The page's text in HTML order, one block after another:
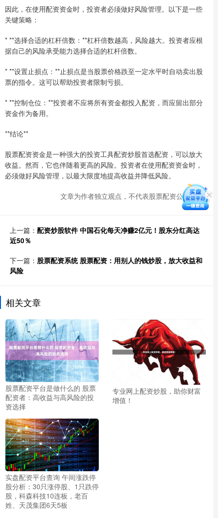
因此，在使用配资资金时，投资者必须做好风险管理。以下是一些
关键策略：
* **选择合适的杠杆倍数：**杠杆倍数越高，风险越大。投资者应根
据自己的风险承受能力选择合适的杠杆倍数。
* **设置止损点：**止损点是当股票价格跌至一定水平时自动卖出股
票的指令。这可以帮助投资者限制亏损。
* **控制仓位：**投资者不应将所有资金都投入配资，而应留出部分
资金作为备用。
**结论**
股票配资资金是一种强大的投资工具配资炒股首选配资，可以放大
收益。然而，它也伴随着更高的风险。投资者在使用配资资金时，
必须做好风险管理，以最大限度地提高收益并降低风险。
文章为作者独立观点，不代表股票配资公司观点
上一篇： 配资炒股软件 中国石化每天净赚2亿元！股东分红高达
近50％
下一篇： 股票配资系统 股票配资：用别人的钱炒股，放大收益和
风险
相关文章
股票配资平台是做什么的 股票
配资者：高收益与高风险的投
资选择
专业网上配资炒股，助你财富
增值！
实盘配资平台查询 午间涨跌停
股分析：30只涨停股、1只跌停
股，科森科技10连板，老百
姓、天茂集团6天5板